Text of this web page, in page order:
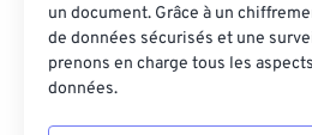
un document. Grâce à un
de données sécurisés et une
prenons en charge tous les
données.